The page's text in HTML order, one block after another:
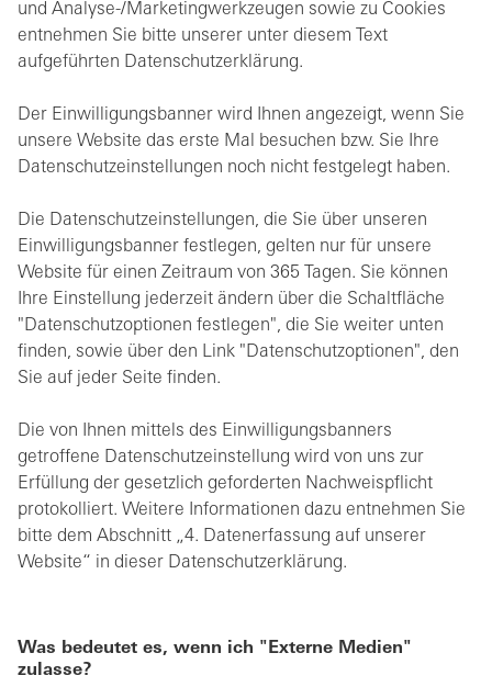
und Analyse-/Marketingwerkzeugen sowie zu Cookies
entnehmen Sie bitte unserer unter diesem Text
aufgeführten Datenschutzerklärung.
Der Einwilligungsbanner wird Ihnen angezeigt, wenn Sie
unsere Website das erste Mal besuchen bzw. Sie Ihre
Datenschutzeinstellungen noch nicht festgelegt haben.
Die Datenschutzeinstellungen, die Sie über unseren
Einwilligungsbanner festlegen, gelten nur für unsere
Website für einen Zeitraum von 365 Tagen. Sie können
Ihre Einstellung jederzeit ändern über die Schaltfläche
"Datenschutzoptionen festlegen", die Sie weiter unten
finden, sowie über den Link "Datenschutzoptionen", den
Sie auf jeder Seite finden.
Die von Ihnen mittels des Einwilligungsbanners
getroffene Datenschutzeinstellung wird von uns zur
Erfüllung der gesetzlich geforderten Nachweispflicht
protokolliert. Weitere Informationen dazu entnehmen Sie
bitte dem Abschnitt „4. Datenerfassung auf unserer
Website“ in dieser Datenschutzerklärung.
Was bedeutet es, wenn ich "Externe Medien"
zulasse?